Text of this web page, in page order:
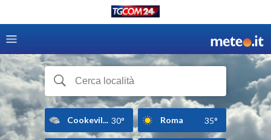
Cookevil... 30° Roma 35°